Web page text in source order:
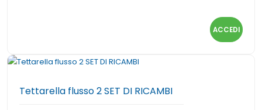
ACCEDI
Tettarella flusso 2 SET DI RICAMBI